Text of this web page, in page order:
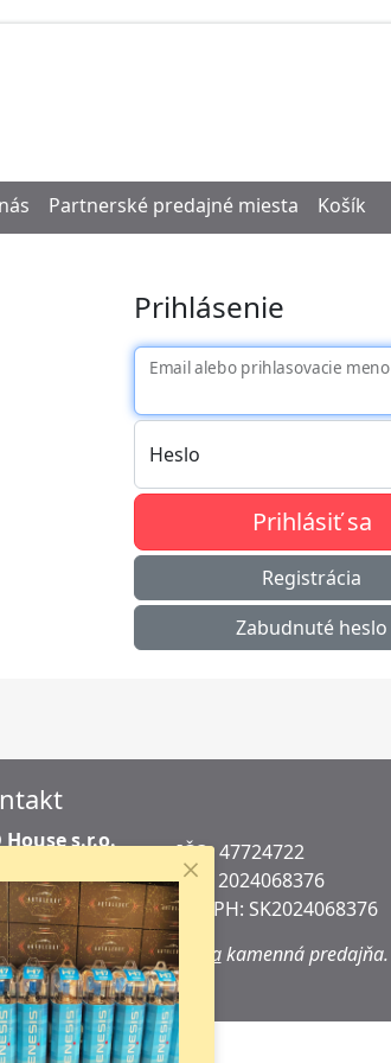
Partnerské predajné miesta Košík
Prihlásenie
Email alebo prihlasovacie meno
Heslo
Prihlásiť sa
Registrácia
Zabudnuté heslo
House s.r.o.
Košice
IČO: 47724722
DIČ: 2024068376
IČ DPH: SK2024068376
adrese sanenachádzakamenná predajňa.
miest.